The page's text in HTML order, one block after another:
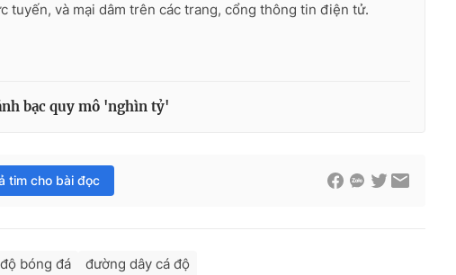
tuyến, và mại dâm trên các trang, cổng thông tin điện tử.
bạc quy mô 'nghìn tỷ'
tim cho bài đọc
bóng đá đường dây cá độ